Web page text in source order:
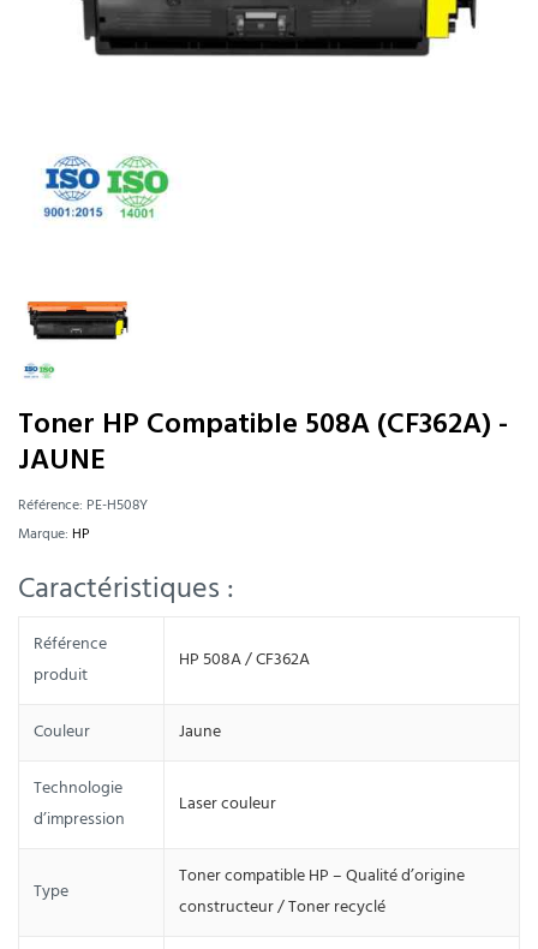
Toner HP Compatible 508A (CF362A) -
JAUNE
Référence: PE-H508Y
Marque: HP
Caractéristiques :
Référence
produit
HP 508A / CF362A
Couleur Jaune
Technologie
d’impression
Laser couleur
Type
Toner compatible HP – Qualité d’origine
constructeur / Toner recyclé